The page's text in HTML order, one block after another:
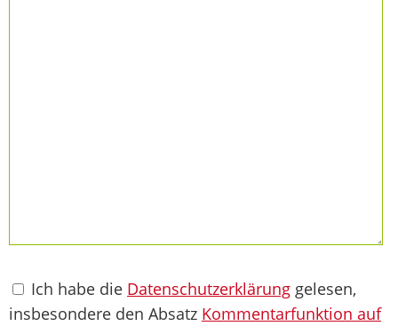
Ich habe die Datenschutzerklärung gelesen,
insbesondere den Absatz Kommentarfunktion auf